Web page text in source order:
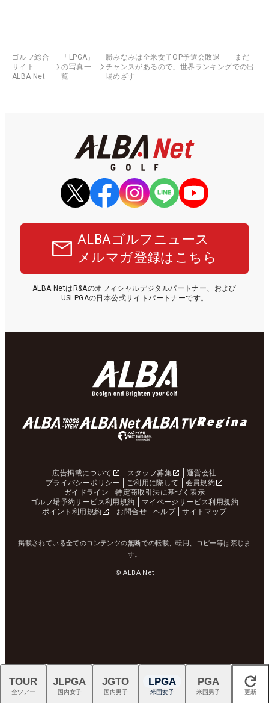
ゴルフ総合
サイト
ALBA Net
「LPGA」
の写真一
覧
勝みなみは全米女子OP予選会敗退 「まだ
チャンスがあるので」世界ランキングでの出
場めざす
ALBAゴルフニュース
メルマガ登録はこちら
ALBA NetはR&Aのオフィシャルデジタルパートナー、および
USLPGAの日本公式サイトパートナーです。
広告掲載について スタッフ募集
運営会社
プライバシーポリシー
ご利用に際して
会員規約
ガイドライン
特定商取引法に基づく表示
ゴルフ場予約サービス利用規約
マイページサービス利用規約
ポイント利用規約
お問合せ ヘルプ サイトマップ
掲載されている全てのコンテンツの無断での転載、転用、コピー等は禁じま
す。
© ALBA Net
閉じる
TOUR
全ツアー
JLPGA
国内女子
JGTO
国内男子
LPGA
米国女子
PGA
米国男子 更新